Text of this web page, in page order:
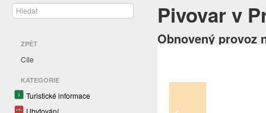
ZPĚT
Cíle
KATEGORIE
Turistické informace
Pivovar v
Obnovený provoz